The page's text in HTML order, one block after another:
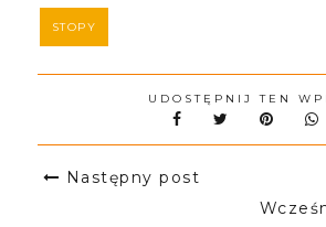
STOPY
UDOSTĘPNIJ TEN
Następny post